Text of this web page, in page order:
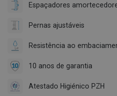
Espaçadores
Pernas ajustáveis
Resistência ao
10 anos de garantia
Atestado Higiénico PZH